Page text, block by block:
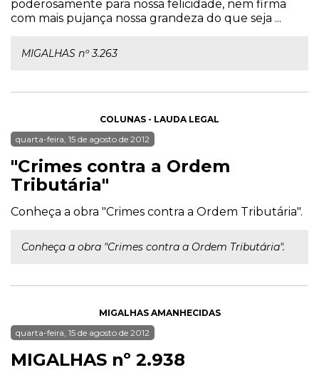
poderosamente para nossa felicidade, nem firma
com mais pujança nossa grandeza do que seja ...
MIGALHAS nº 3.263
COLUNAS - LAUDA LEGAL
quarta-feira, 15 de agosto de 2012
"Crimes contra a Ordem
Tributária"
Conheça a obra "Crimes contra a Ordem Tributária".
Conheça a obra "Crimes contra a Ordem Tributária".
MIGALHAS AMANHECIDAS
quarta-feira, 15 de agosto de 2012
MIGALHAS nº 2.938